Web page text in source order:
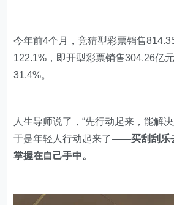
今年前4个月，竞猜型彩票销售
122.1%，即开型彩票销售304.26亿
31.4%。
人生导师说了，“先行动起来，能解
于是年轻人行动起来了——买刮刮乐
掌握在自己手中。